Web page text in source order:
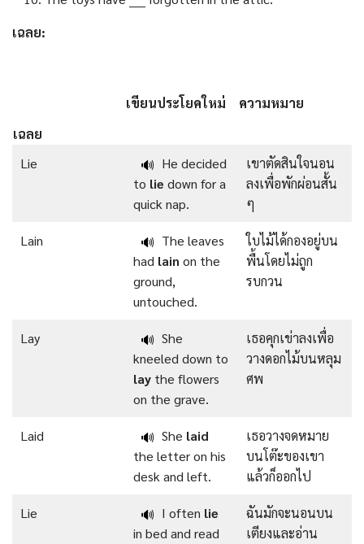
เฉลย:
เฉลย
เขียนประโยคใหม่ ความหมาย
Lie 🔊 He decided
to lie down for a
quick nap.
เขาตัดสินใจนอน
ลงเพื่อพักผ่อนสั้น
ๆ
Lain 🔊 The leaves
had lain on the
ground,
untouched.
ใบไม้ได้กองอยู่บน
พื้นโดยไม่ถูก
รบกวน
Lay 🔊 She
kneeled down to
lay the flowers
on the grave.
เธอคุกเข่าลงเพื่อ
วางดอกไม้บนหลุม
ศพ
Laid 🔊 She laid
the letter on his
desk and left.
เธอวางจดหมาย
บนโต๊ะของเขา
แล้วก็ออกไป
Lie 🔊 I often lie
in bed and read
ฉันมักจะนอนบน
เตียงและอ่าน